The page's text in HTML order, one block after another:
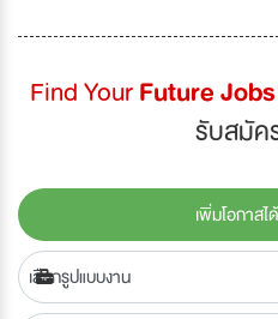
Find YourFuture
รับสมัค
เพิ่มโอกาสไ